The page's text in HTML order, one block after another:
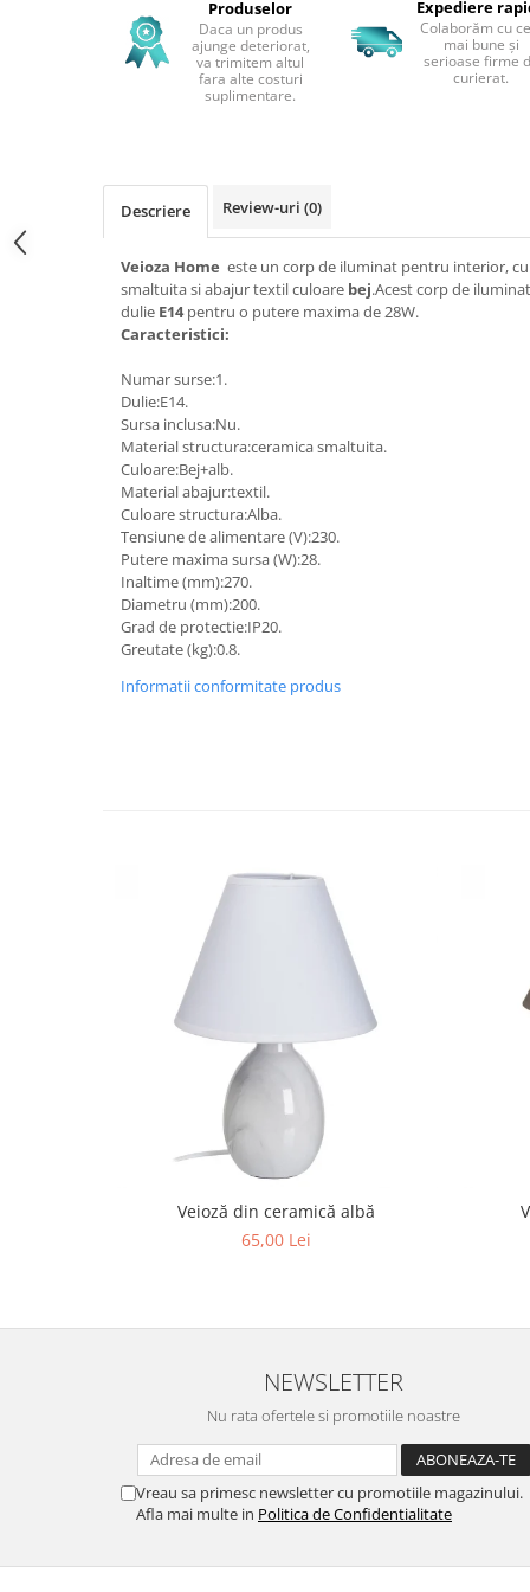
Produselor
Daca un produs
ajunge deteriorat,
va trimitem altul
fara alte costuri
suplimentare.
Expediere
Colaborăm cu
mai bune și
serioase firme
curierat.
Descriere Review-uri (0)
Veioza Home este un corp de iluminat pentru interior,
smaltuita si abajur textil culoare bej.Acest corp de
dulie E14pentru o putere maxima de 28W.
Caracteristici:
Numar surse:1.
Dulie:E14.
Sursa inclusa:Nu.
Material structura:ceramica smaltuita.
Culoare:Bej+alb.
Material abajur:textil.
Culoare structura:Alba.
Tensiune de alimentare (V):230.
Putere maxima sursa (W):28.
Inaltime (mm):270.
Diametru (mm):200.
Grad de protectie:IP20.
Greutate (kg):0.8.
Informatii conformitate produs
Veioză din ceramică albă
65,00 Lei
NEWSLETTER
Nu rata ofertele si promotiile noastre
Vreau sa primesc newsletter cu promotiile magazinului.
Afla mai multe in Politica de Confidentialitate